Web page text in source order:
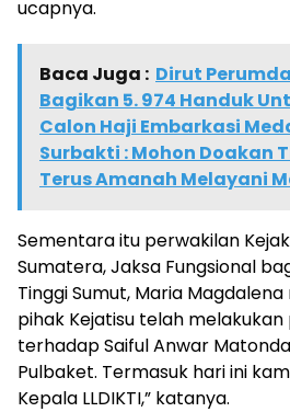
ucapnya.
Baca Juga : Dirut
Bagikan 5. 974 Handuk
Calon Haji Embarkasi
Surbakti : Mohon Doakan
Terus Amanah Melayani
Sementara itu perwakilan
Sumatera, Jaksa Fungsional
Tinggi Sumut, Maria
pihak Kejatisu telah
terhadap Saiful Anwar
Pulbaket. Termasuk hari ini
Kepala LLDIKTI,” katanya.